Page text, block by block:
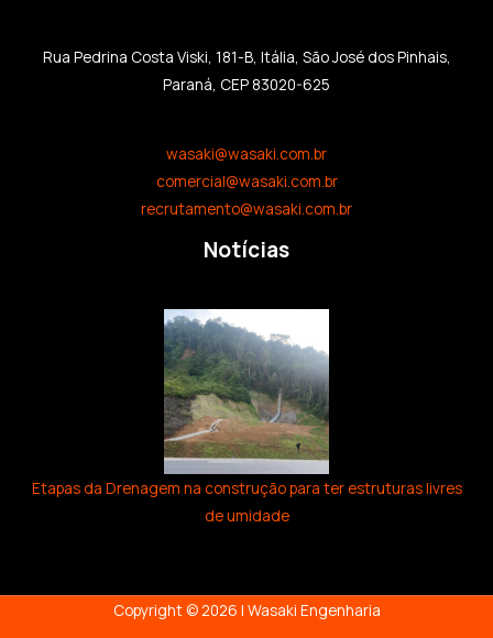
Rua Pedrina Costa Viski, 181-B, Itália, São José dos Pinhais,
Paraná, CEP 83020-625
wasaki@wasaki.com.br
comercial@wasaki.com.br
recrutamento@wasaki.com.br
Notícias
Etapas da Drenagem na construção para ter estruturas livres
de umidade
Copyright © 2026 | Wasaki Engenharia